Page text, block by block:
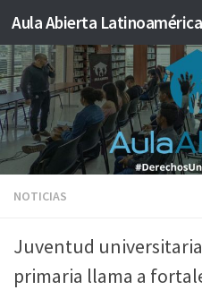
Saltar al contenido
Aula Abierta Latinoamérica
NOTICIAS
Juventud
primaria llama a